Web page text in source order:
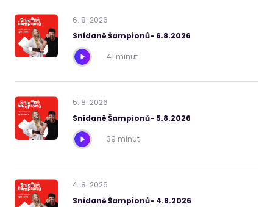
6. 8. 2026
Snídaně Šampionů- 6.8.2026
41 minut
5. 8. 2026
Snídaně Šampionů- 5.8.2026
39 minut
4. 8. 2026
Snídaně Šampionů- 4.8.2026